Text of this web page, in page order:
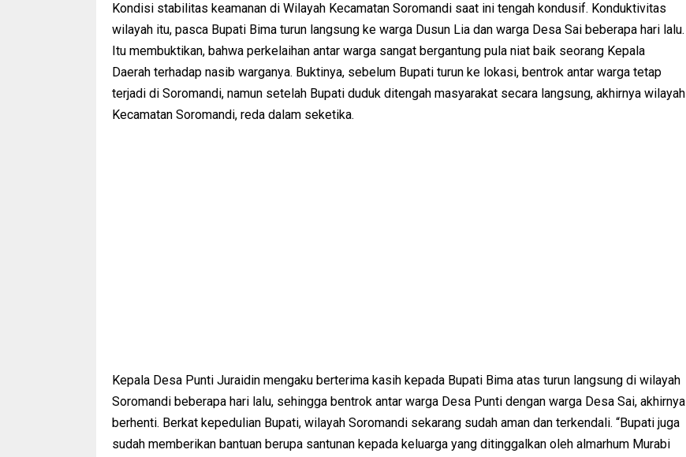
Kondisi stabilitas keamanan di Wilayah Kecamatan Soromandi saat ini tengah kondusif. Konduktivitas
wilayah itu, pasca Bupati Bima turun langsung ke warga Dusun Lia dan warga Desa Sai beberapa hari lalu.
Itu membuktikan, bahwa perkelaihan antar warga sangat bergantung pula niat baik seorang Kepala
Daerah terhadap nasib warganya. Buktinya, sebelum Bupati turun ke lokasi, bentrok antar warga tetap
terjadi di Soromandi, namun setelah Bupati duduk ditengah masyarakat secara langsung, akhirnya wilayah
Kecamatan Soromandi, reda dalam seketika.
Kepala Desa Punti Juraidin mengaku berterima kasih kepada Bupati Bima atas turun langsung di wilayah
Soromandi beberapa hari lalu, sehingga bentrok antar warga Desa Punti dengan warga Desa Sai, akhirnya
berhenti. Berkat kepedulian Bupati, wilayah Soromandi sekarang sudah aman dan terkendali. “Bupati juga
sudah memberikan bantuan berupa santunan kepada keluarga yang ditinggalkan oleh almarhum Murabi